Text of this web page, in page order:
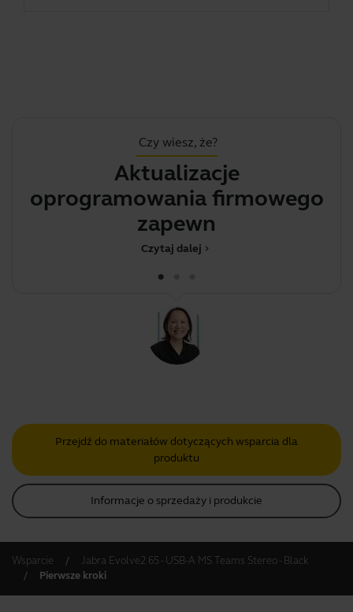
Czy wiesz, że?
Aktualizacje
oprogramowania firmowego
zapewnią op
chevron_right
Czytaj dalej
Przejdź do materiałów dotyczących wsparcia dla
produktu
Informacje o sprzedaży i produkcie
Wsparcie
Jabra Evolve2 65 - USB-A MS Teams Stereo - Black
Pierwsze kroki